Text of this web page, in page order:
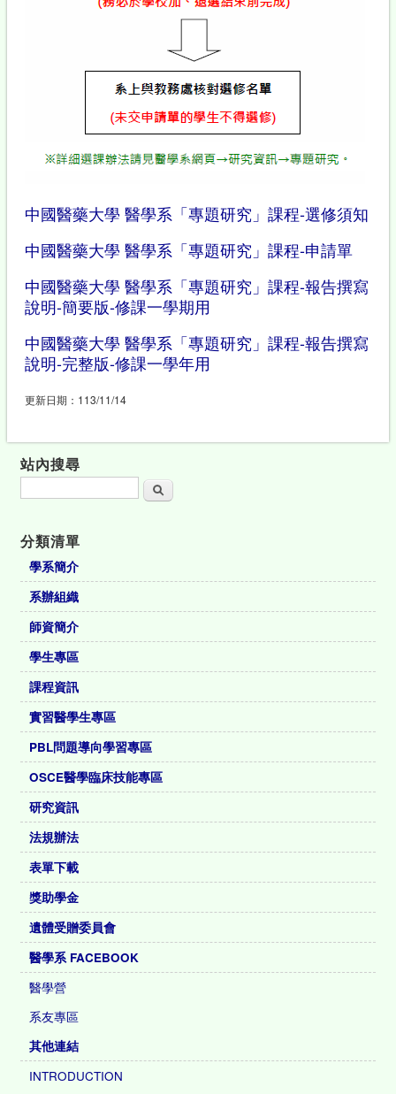
中國醫藥大學 醫學系「專題研究」課程-選修須知
中國醫藥大學 醫學系「專題研究」課程-申請單
中國醫藥大學 醫學系「專題研究」課程-報告撰寫
說明-簡要版-修課一學期用
中國醫藥大學 醫學系「專題研究」課程-報告撰寫
說明-完整版-修課一學年用
更新日期：113/11/14
站內搜尋
搜尋
分類清單
學系簡介
系辦組織
師資簡介
學生專區
課程資訊
實習醫學生專區
PBL問題導向學習專區
OSCE醫學臨床技能專區
研究資訊
法規辦法
表單下載
獎助學金
遺體受贈委員會
醫學系 FACEBOOK
醫學營
系友專區
其他連結
INTRODUCTION